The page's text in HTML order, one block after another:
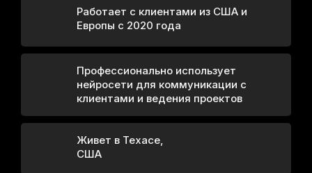
Работает с клиентами из США и
Европы с 2020 года
Профессионально использует
нейросети для коммуникации с
клиентами и ведения проектов
Живет в Техасе,
США